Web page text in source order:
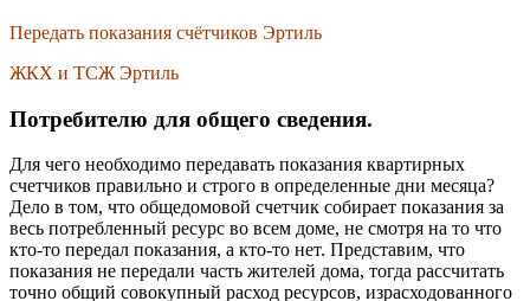
Передать показания счётчиков Эртиль
ЖКХ и ТСЖ Эртиль
Потребителю для общего сведения.
Для чего необходимо передавать показания квартирных
счетчиков правильно и строго в определенные дни месяца?
Дело в том, что общедомовой счетчик собирает показания за
весь потребленный ресурс во всем доме, не смотря на то что
кто-то передал показания, а кто-то нет. Представим, что
показания не передали часть жителей дома, тогда рассчитать
точно общий совокупный расход ресурсов, израсходованного